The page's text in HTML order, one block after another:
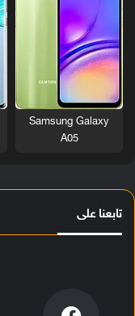
Samsung Galaxy
A05
تابعنا على